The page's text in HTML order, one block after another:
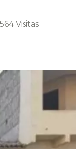
564 Visitas